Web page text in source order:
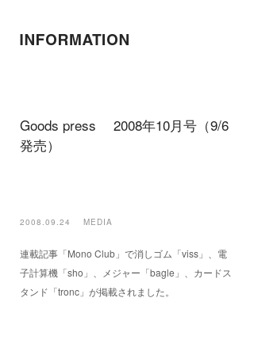
Goods press 2008年10月号（9/6
発売）
2008.09.24 MEDIA
連載記事「Mono Club」で消しゴム「viss」、電
子計算機「sho」、メジャー「bagle」、カードス
タンド「tronc」が掲載されました。